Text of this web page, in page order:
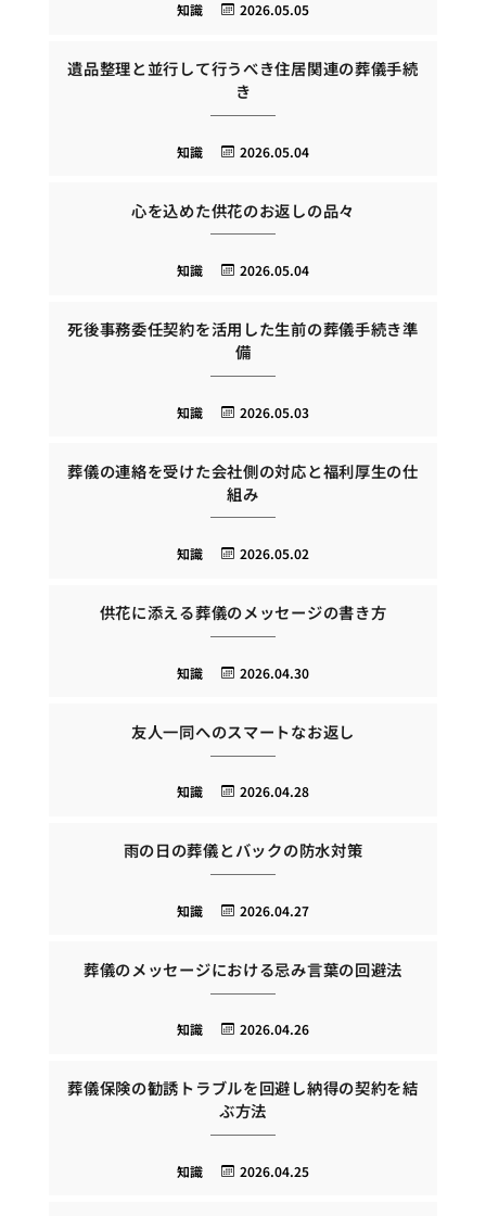
2026.05.05
知識
遺品整理と並行して行うべき住居関連の葬儀手続
き
2026.05.04
知識
心を込めた供花のお返しの品々
2026.05.04
知識
死後事務委任契約を活用した生前の葬儀手続き準
備
2026.05.03
知識
葬儀の連絡を受けた会社側の対応と福利厚生の仕
組み
2026.05.02
知識
供花に添える葬儀のメッセージの書き方
2026.04.30
知識
友人一同へのスマートなお返し
2026.04.28
知識
雨の日の葬儀とバックの防水対策
2026.04.27
知識
葬儀のメッセージにおける忌み言葉の回避法
2026.04.26
知識
葬儀保険の勧誘トラブルを回避し納得の契約を結
ぶ方法
2026.04.25
知識